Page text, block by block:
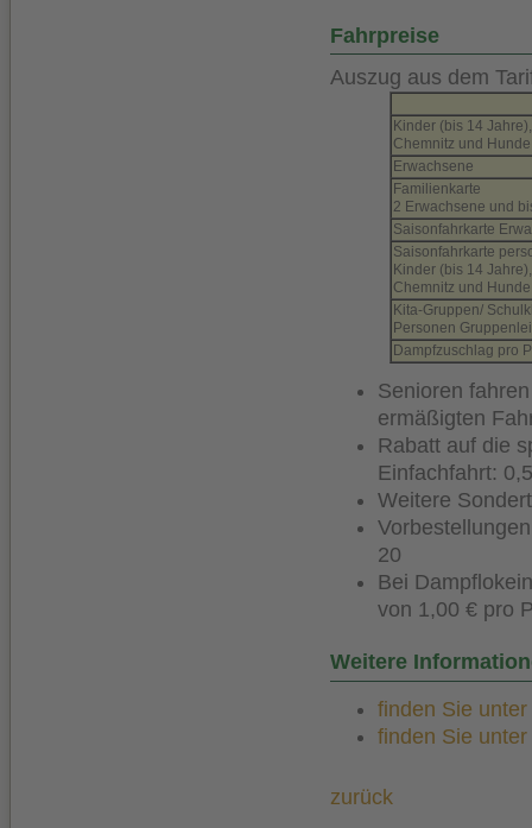
Fahrpreise
Auszug aus dem
Kinder (bis 14
Chemnitz und Hunde
Erwachsene
Familienkarte
2 Erwachsene und
Saisonfahrkarte
Saisonfahrkarte
Kinder (bis 14
Chemnitz und Hunde
Kita-Gruppen/
Personen
Dampfzuschlag pro
Senioren
ermäßigten
Rabatt auf die
Einfachfahrt:
Weitere
20
Bei
von 1,00 € pro
Weitere
finden Sie
finden Sie
zurück